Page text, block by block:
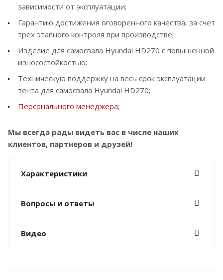
зависимости от эксплуатации;
Гарантию достижения оговоренного качества, за счет
трех этапного контроля при производстве;
Изделие для самосвала Hyundai HD270 с повышенной
износостойкостью;
Техническую поддержку на весь срок эксплуатации
тента для самосвала Hyundai HD270;
Персонального менеджера;
Мы всегда рады видеть вас в числе наших
клиентов, партнеров и друзей!
Характеристики
Вопросы и ответы
Видео